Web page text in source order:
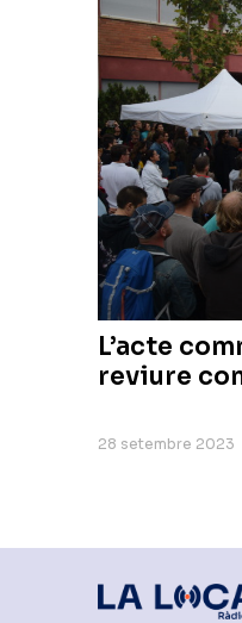
L’acte
reviure
28 setembre 2023